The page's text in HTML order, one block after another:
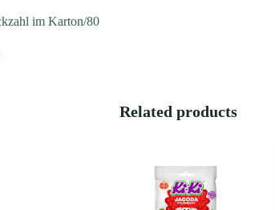
im Karton/80
Related products